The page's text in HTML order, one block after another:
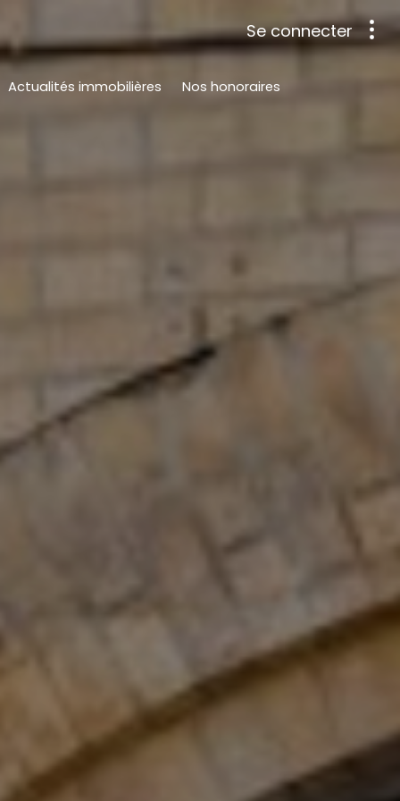
Se connecter
Actualités immobilières Nos honoraires